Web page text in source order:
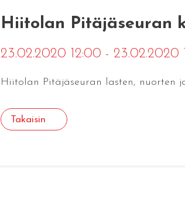
Hiitolan Pitäjäseuran
23.02.2020 12:00 - 23.02.2020
Hiitolan Pitäjäseuran lasten, nuorten
Takaisin